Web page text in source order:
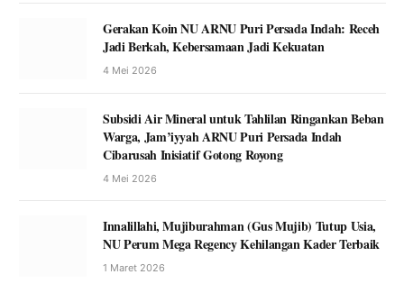
Gerakan Koin NU ARNU Puri Persada Indah: Receh
Jadi Berkah, Kebersamaan Jadi Kekuatan
4 Mei 2026
Subsidi Air Mineral untuk Tahlilan Ringankan Beban
Warga, Jam’iyyah ARNU Puri Persada Indah
Cibarusah Inisiatif Gotong Royong
4 Mei 2026
Innalillahi, Mujiburahman (Gus Mujib) Tutup Usia,
NU Perum Mega Regency Kehilangan Kader Terbaik
1 Maret 2026